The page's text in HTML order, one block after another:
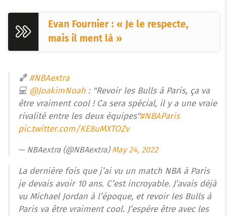
Evan Fournier : « Je le respecte,
mais il ment là »
🏀 #NBAextra
💻 @JoakimNoah : "Revoir les Bulls à Paris, ça va
être vraiment cool ! Ca sera spécial, il y a une vraie
rivalité entre les deux équipes"#NBAParis
pic.twitter.com/KE8uMXTOZv
— NBAextra (@NBAextra)May 24, 2022
La dernière fois que j’ai vu un match NBA à Paris
je devais avoir 10 ans. C’est incroyable. J’avais déjà
vu Michael Jordan à l’époque, et revoir les Bulls à
Paris va être vraiment cool. J’espère être avec les